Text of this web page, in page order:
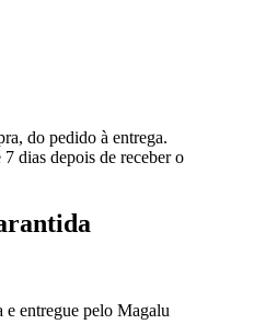
do pedido à entrega.
7 dias depois de receber o
entregue pelo Magalu